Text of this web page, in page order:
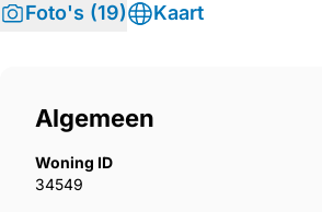
Foto's (19) Kaart
Algemeen
Woning ID
34549